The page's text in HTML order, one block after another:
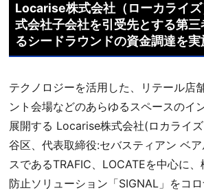
Locarise株式会社（ローカライ
式会社子会社を引受先とする第三
るシードラウンドの資金調達を実
テクノロジーを活用した、リテール店
ント会場などのあらゆるスペースのイ
展開する Locarise株式会社(ロカライ
谷区、代表取締役:セバスティアン ベ
スであるTRAFIC、LOCATEを中心に
防止ソリューション「SIGNAL」をコ